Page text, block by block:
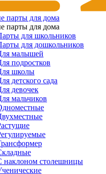
парты для дома
парты для дома
для школьников
для дошкольников
малышей
подростков
школы
детского сада
девочек
мальчиков
наклоном столешницы